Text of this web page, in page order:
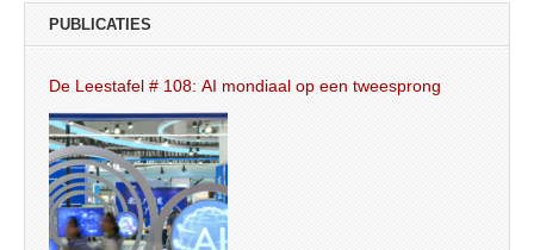
PUBLICATIES
De Leestafel # 108: AI mondiaal op een tweesprong